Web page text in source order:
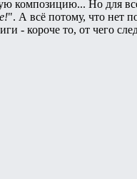
композицию... Но для
". А всё потому, что нет
- короче то, от чего